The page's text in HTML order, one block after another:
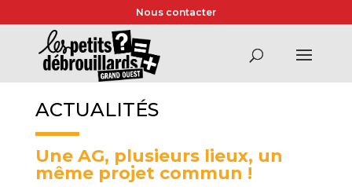
Nous contacter
ACTUALITÉS
Une AG, plusieurs lieux, un
même projet commun !